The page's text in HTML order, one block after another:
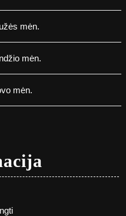
mėn.
mėn.
mėn.